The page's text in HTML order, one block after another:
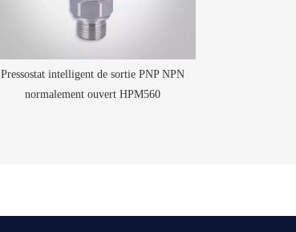
Pressostat intelligent de sortie PNP NPN
normalement ouvert HPM560